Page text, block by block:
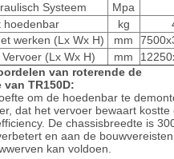
Systeem
Mpa
hoedenbar
kg
werken (Lx Wx H) mm
Vervoer (Lx Wx H)
mm
van roterende de
TR150D:
om de hoedenbar te
dat het vervoer bewaart kostte
De chassisbreedte is
en aan de
kan voldoen.